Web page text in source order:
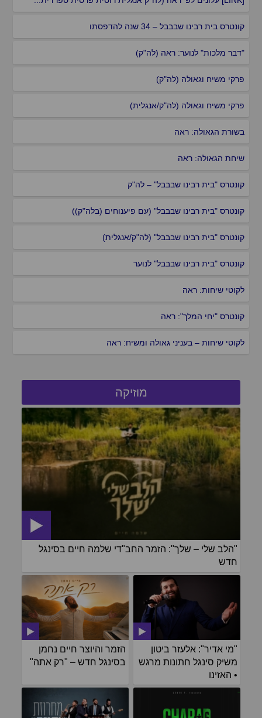
קונטרס בית רבינו שבבבל – 34 שנה להדפסתו
"דבר מלכות" לנוער: ראה (לה"ק)
פרקי משיח וגאולה (לה"ק)
פרקי משיח וגאולה (לה"ק/אנגלית)
בשורת הגאולה: ראה
שיחת הגאולה: ראה
קונטרס "בית רבינו שבבבל" – לה"ק
קונטרס "בית רבינו שבבבל" (עם פיענוחים (בלה"ק))
קונטרס "בית רבינו שבבבל" (לה"ק/אנגלית)
קונטרס "בית רבינו שבבבל" לנוער
לקוטי שיחות: ראה
קונטרס "יחי המלך": ראה
לקוטי שיחות – בעניני גאולה ומשיח: ראה
מוזיקה
"הלב שלי – שלך": הזמר החב"די שלמה חיים בסינגל
חדש
הזמר והיוצר חיים נחמן
בסינגל חדש – "רק אתה"
"מי אדיר": אלעזר ביטון
משיק סינגל חתונות מרגש
• האזינו